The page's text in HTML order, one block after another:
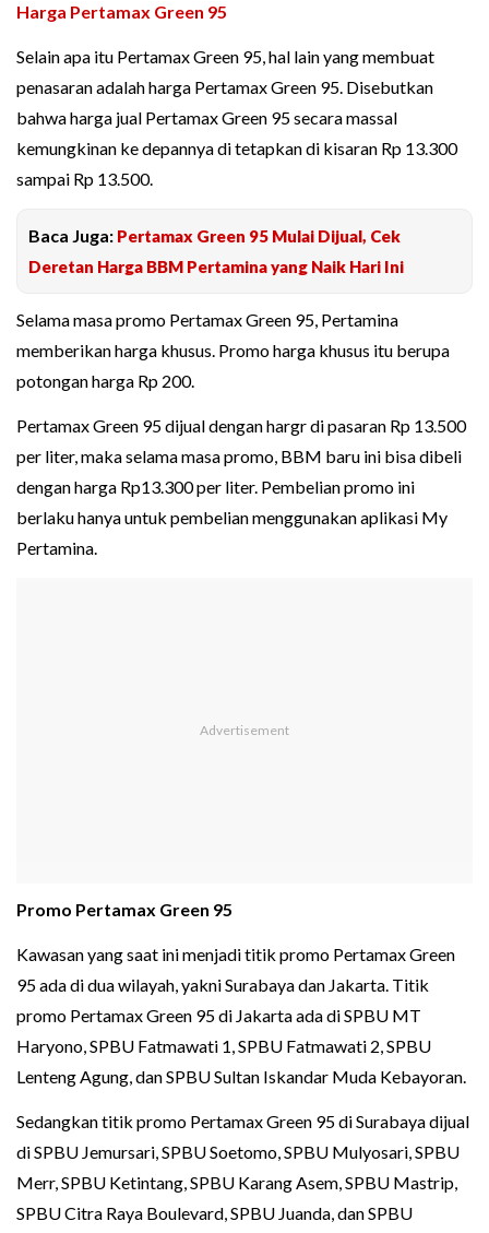
Harga Pertamax Green 95
Selain apa itu Pertamax Green 95, hal lain yang membuat
penasaran adalah harga Pertamax Green 95. Disebutkan
bahwa harga jual Pertamax Green 95 secara massal
kemungkinan ke depannya di tetapkan di kisaran Rp 13.300
sampai Rp 13.500.
Baca Juga: Pertamax Green 95 Mulai Dijual, Cek
Deretan Harga BBM Pertamina yang Naik Hari Ini
Selama masa promo Pertamax Green 95, Pertamina
memberikan harga khusus. Promo harga khusus itu berupa
potongan harga Rp 200.
Pertamax Green 95 dijual dengan hargr di pasaran Rp 13.500
per liter, maka selama masa promo, BBM baru ini bisa dibeli
dengan harga Rp13.300 per liter. Pembelian promo ini
berlaku hanya untuk pembelian menggunakan aplikasi My
Pertamina.
Promo Pertamax Green 95
Kawasan yang saat ini menjadi titik promo Pertamax Green
95 ada di dua wilayah, yakni Surabaya dan Jakarta. Titik
promo Pertamax Green 95 di Jakarta ada di SPBU MT
Haryono, SPBU Fatmawati 1, SPBU Fatmawati 2, SPBU
Lenteng Agung, dan SPBU Sultan Iskandar Muda Kebayoran.
Sedangkan titik promo Pertamax Green 95 di Surabaya dijual
di SPBU Jemursari, SPBU Soetomo, SPBU Mulyosari, SPBU
Merr, SPBU Ketintang, SPBU Karang Asem, SPBU Mastrip,
SPBU Citra Raya Boulevard, SPBU Juanda, dan SPBU